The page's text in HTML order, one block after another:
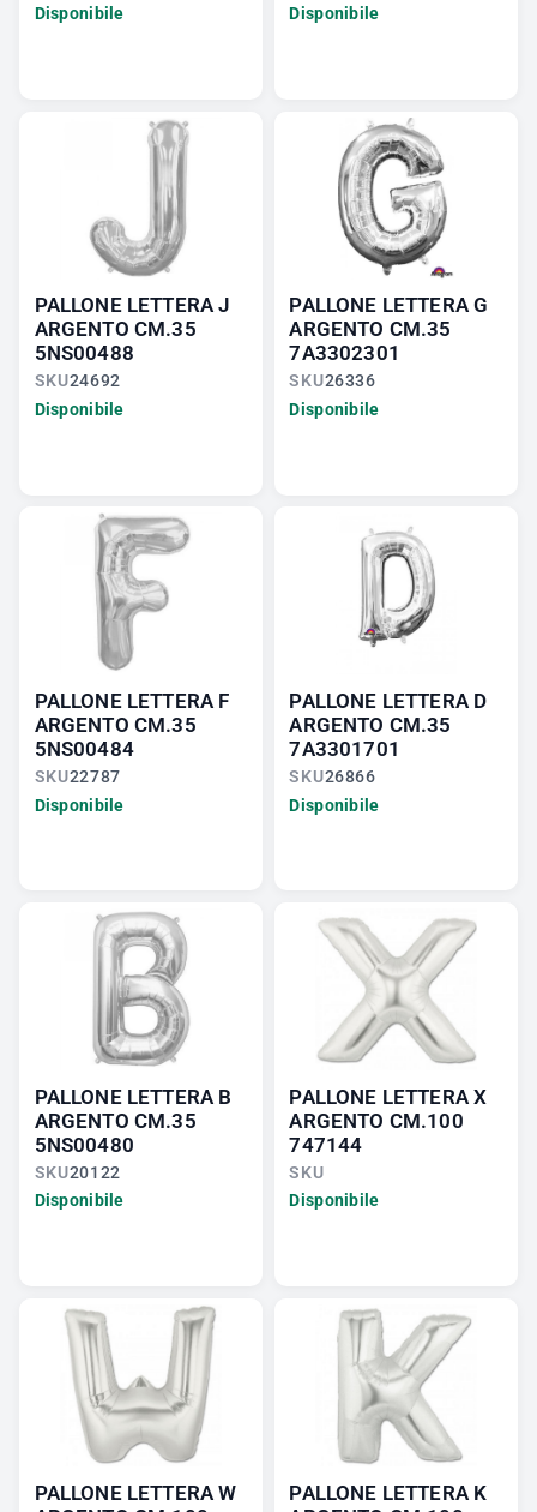
Disponibile Disponibile
PALLONE LETTERA J
ARGENTO CM.35
5NS00488
SKU24692
Disponibile
PALLONE LETTERA G
ARGENTO CM.35
7A3302301
SKU26336
Disponibile
PALLONE LETTERA F
ARGENTO CM.35
5NS00484
SKU22787
Disponibile
PALLONE LETTERA D
ARGENTO CM.35
7A3301701
SKU26866
Disponibile
PALLONE LETTERA B
ARGENTO CM.35
5NS00480
SKU20122
Disponibile
PALLONE LETTERA X
ARGENTO CM.100
747144
SKU
Disponibile
PALLONE LETTERA W
PALLONE LETTERA K